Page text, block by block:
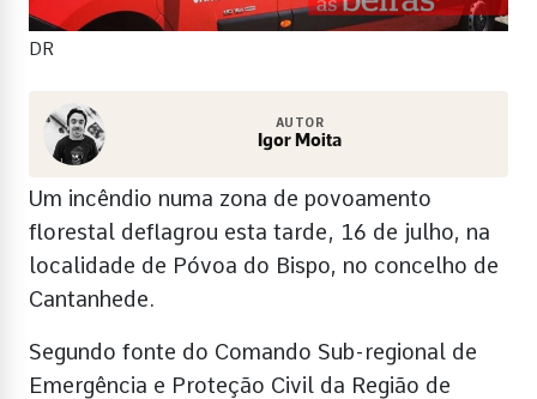
DR
AUTOR
Igor Moita
Um incêndio numa zona de povoamento
florestal deflagrou esta tarde, 16 de julho, na
localidade de Póvoa do Bispo, no concelho de
Cantanhede.
Segundo fonte do Comando Sub-regional de
Emergência e Proteção Civil da Região de